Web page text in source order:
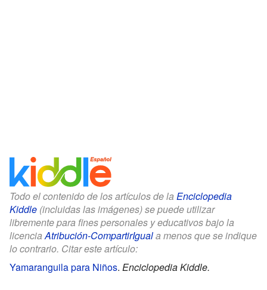
Todo el contenido de los artículos de la Enciclopedia
Kiddle (incluidas las imágenes) se puede utilizar
libremente para fines personales y educativos bajo la
licenciaAtribución-CompartirIguala menos que se indique
lo contrario. Citar este artículo:
Yamaranguila para Niños. Enciclopedia Kiddle.